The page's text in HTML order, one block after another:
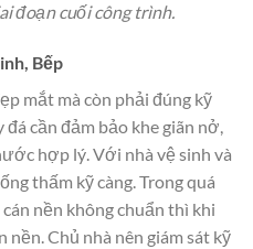
đoạn cuối công trình.
Bếp
mắt mà còn phải đúng kỹ
đá cần đảm bảo khe giãn nở,
hợp lý. Với nhà vệ sinh và
thấm kỹ càng. Trong quá
cán nền không chuẩn thì khi
nền. Chủ nhà nên giám sát kỹ